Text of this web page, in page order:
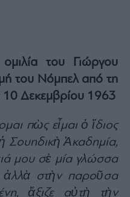
του Γιώργου
του Νόμπελ από τη
10 Δεκεμβρίου 1963
πὼς εἶμαι ὁ ἴδιος
Σουηδικὴ Ἀκαδημία,
μου σὲ μία γλώσσα
ἀλλὰ στὴν παροῦσα
ἄξιζε αὐτὴ τὴν